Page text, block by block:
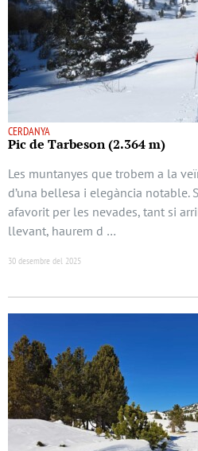
CERDANYA
Pic de Tarbeson (2.364 m)
Les muntanyes que trobem a la
d’una bellesa i elegància notable.
afavorit per les nevades, tant si
llevant, haurem d …
30 desembre del 2025